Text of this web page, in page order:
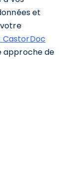
et
CastorDoc
approche de